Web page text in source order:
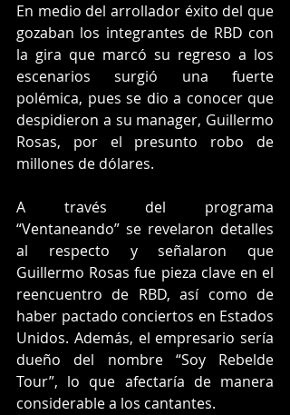
En medio del arrollador éxito del que
gozaban los integrantes de RBD con
la gira que marcó su regreso a los
escenarios surgió una fuerte
polémica, pues se dio a conocer que
despidieron a su manager, Guillermo
Rosas, por el presunto robo de
millones de dólares.
A través del programa
“Ventaneando” se revelaron detalles
al respecto y señalaron que
Guillermo Rosas fue pieza clave en el
reencuentro de RBD, así como de
haber pactado conciertos en Estados
Unidos. Además, el empresario sería
dueño del nombre “Soy Rebelde
Tour”, lo que afectaría de manera
considerable a los cantantes.